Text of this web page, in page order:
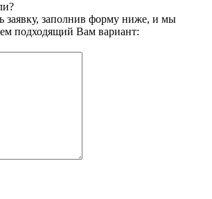
заявку, заполнив форму ниже, и мы
подходящий Вам вариант: